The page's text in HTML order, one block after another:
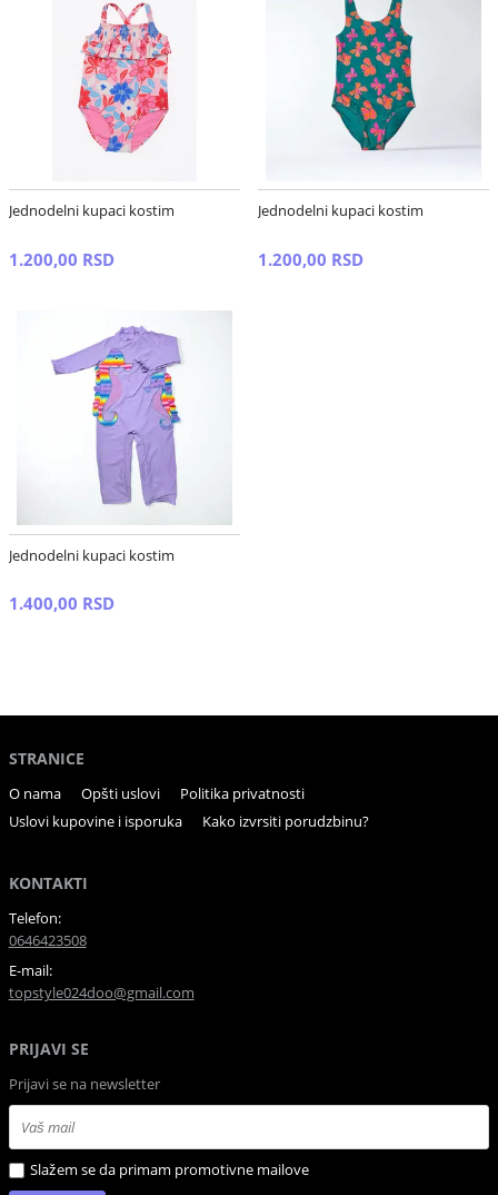
Jednodelni kupaci kostim
1.200,00 RSD
Jednodelni kupaci kostim
1.200,00 RSD
Jednodelni kupaci kostim
1.400,00 RSD
STRANICE
O nama Opšti uslovi
Politika privatnosti
Uslovi kupovine i isporuka
Kako izvrsiti porudzbinu?
KONTAKTI
Telefon:
0646423508
E-mail:
topstyle024doo@gmail.com
PRIJAVI SE
Prijavi se na newsletter
Slažem se da primam promotivne mailove